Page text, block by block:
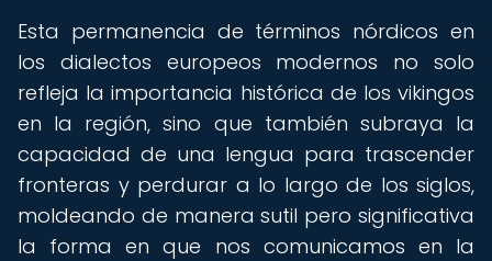
Esta permanencia de términos nórdicos en
los dialectos europeos modernos no solo
refleja la importancia histórica de los vikingos
en la región, sino que también subraya la
capacidad de una lengua para trascender
fronteras y perdurar a lo largo de los siglos,
moldeando de manera sutil pero significativa
la forma en que nos comunicamos en la